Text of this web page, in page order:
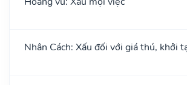
Nhân Cách: Xấu đối với giá thú, khởi